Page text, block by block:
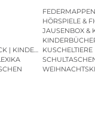
FEDERMAPPEN
HÖRSPIELE &
JAUSENBOX &
KINDERGARTENRUCKSACK | KINDERGARTENBEUTEL
KUSCHELTIERE